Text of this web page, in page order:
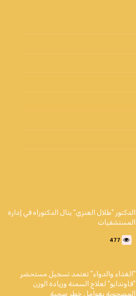
الدكتور "طلال العنزي" ينال الدكتوراه في إدارة
المستشفيات
477
"الغذاء والدواء" تعتمد تسجيل مستحضر
"فاوندايو" لعلاج السمنة وزيادة الوزن
المصحوبة بعوامل خطر صحية